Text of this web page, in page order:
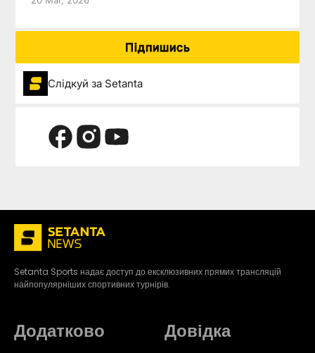
Підпишись
Слідкуй за Setanta
Setanta Sports надає доступ до ексклюзивних прямих трансляцій
найпопулярніших спортивних турнірів.
Додатково Довідка